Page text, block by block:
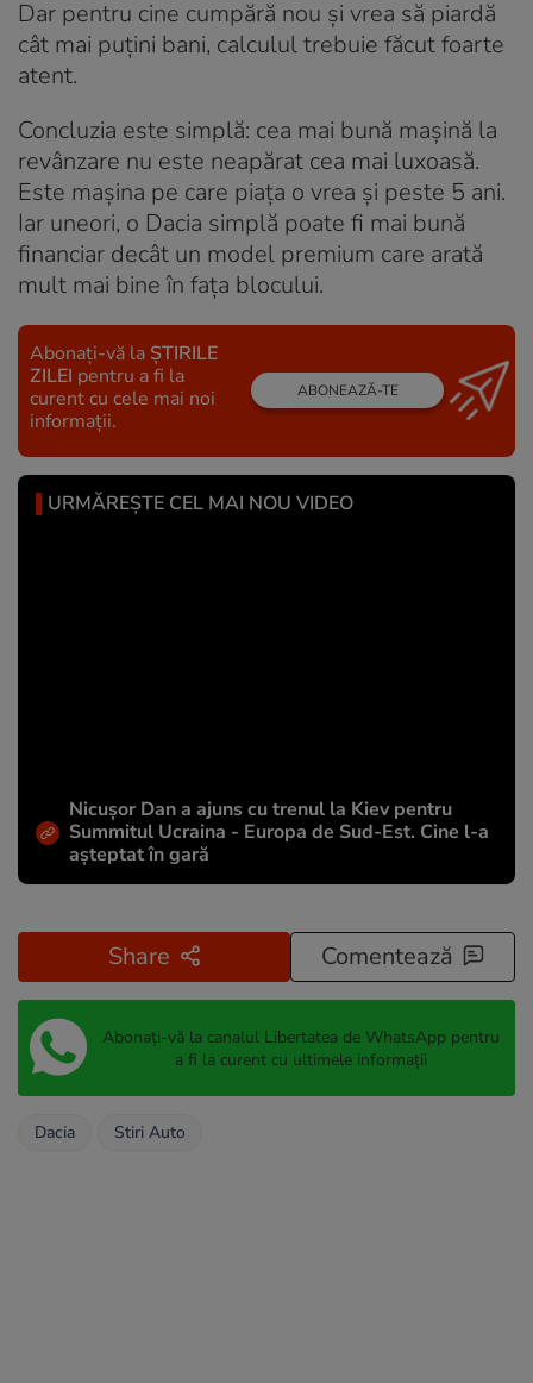
Dar pentru cine cumpără nou și vrea să piardă
cât mai puțini bani, calculul trebuie făcut foarte
atent.
Concluzia este simplă: cea mai bună mașină la
revânzare nu este neapărat cea mai luxoasă.
Este mașina pe care piața o vrea și peste 5 ani.
Iar uneori, o Dacia simplă poate fi mai bună
financiar decât un model premium care arată
mult mai bine în fața blocului.
Abonați-vă la ȘTIRILE
ZILEI pentru a fi la
curent cu cele mai noi
informații.
ABONEAZĂ-TE
URMĂREȘTE CEL MAI NOU VIDEO
Nicușor Dan a ajuns cu trenul la Kiev pentru
Summitul Ucraina - Europa de Sud-Est. Cine l-a
așteptat în gară
Share Comentează
Abonați-vă la canalul Libertatea de WhatsApp pentru
a fi la curent cu ultimele informații
Dacia Stiri Auto